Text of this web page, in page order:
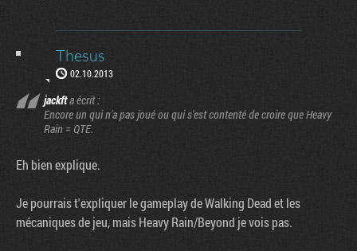
Thesus
02.10.2013
jackfta écrit :
Encore un qui n'a pas joué ou qui s'est contenté de croire que Heavy
Rain = QTE.
Eh bien explique.
Je pourrais t'expliquer le gameplay de Walking Dead et les
mécaniques de jeu, mais Heavy Rain/Beyond je vois pas.